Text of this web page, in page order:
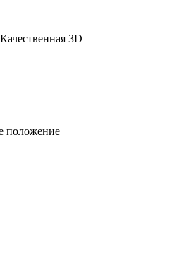
3D
положение